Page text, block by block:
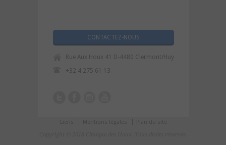
CONTACTEZ-NOUS
Rue Aux Houx 41 D-4480 Clermont/Huy
+32 4 275 61 13